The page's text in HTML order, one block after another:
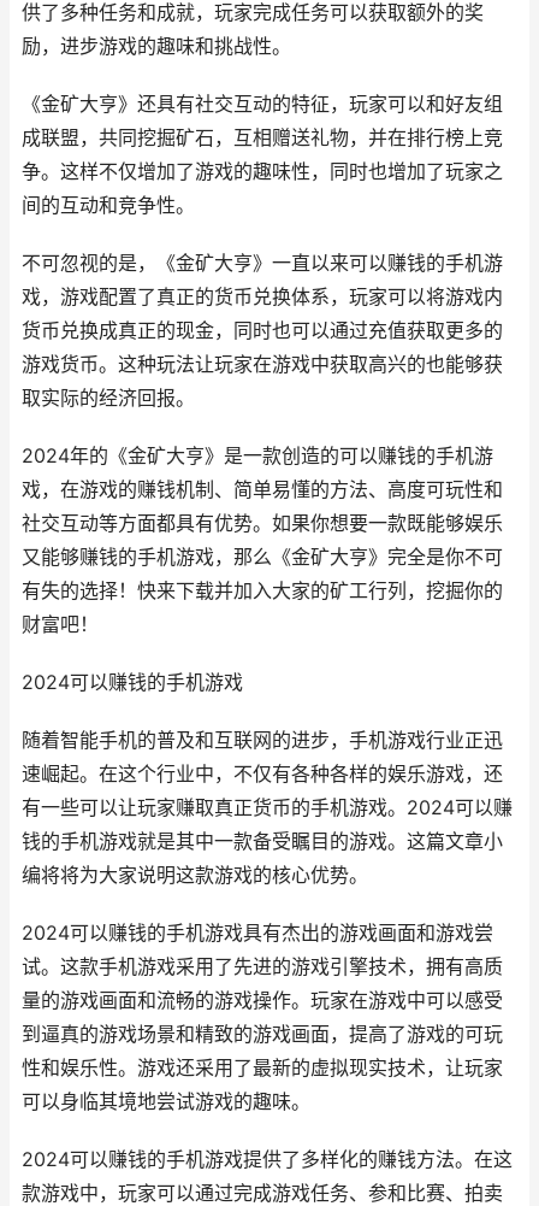
供了多种任务和成就，玩家完成任务可以获取额外的奖
励，进步游戏的趣味和挑战性。
《金矿大亨》还具有社交互动的特征，玩家可以和好友组
成联盟，共同挖掘矿石，互相赠送礼物，并在排行榜上竞
争。这样不仅增加了游戏的趣味性，同时也增加了玩家之
间的互动和竞争性。
不可忽视的是，《金矿大亨》一直以来可以赚钱的手机游
戏，游戏配置了真正的货币兑换体系，玩家可以将游戏内
货币兑换成真正的现金，同时也可以通过充值获取更多的
游戏货币。这种玩法让玩家在游戏中获取高兴的也能够获
取实际的经济回报。
2024年的《金矿大亨》是一款创造的可以赚钱的手机游
戏，在游戏的赚钱机制、简单易懂的方法、高度可玩性和
社交互动等方面都具有优势。如果你想要一款既能够娱乐
又能够赚钱的手机游戏，那么《金矿大亨》完全是你不可
有失的选择！快来下载并加入大家的矿工行列，挖掘你的
财富吧！
2024可以赚钱的手机游戏
随着智能手机的普及和互联网的进步，手机游戏行业正迅
速崛起。在这个行业中，不仅有各种各样的娱乐游戏，还
有一些可以让玩家赚取真正货币的手机游戏。2024可以赚
钱的手机游戏就是其中一款备受瞩目的游戏。这篇文章小
编将将为大家说明这款游戏的核心优势。
2024可以赚钱的手机游戏具有杰出的游戏画面和游戏尝
试。这款手机游戏采用了先进的游戏引擎技术，拥有高质
量的游戏画面和流畅的游戏操作。玩家在游戏中可以感受
到逼真的游戏场景和精致的游戏画面，提高了游戏的可玩
性和娱乐性。游戏还采用了最新的虚拟现实技术，让玩家
可以身临其境地尝试游戏的趣味。
2024可以赚钱的手机游戏提供了多样化的赚钱方法。在这
款游戏中，玩家可以通过完成游戏任务、参和比赛、拍卖